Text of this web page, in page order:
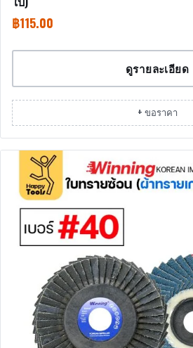
฿115.00
ดูรายละเอียด
+ ขอราคา